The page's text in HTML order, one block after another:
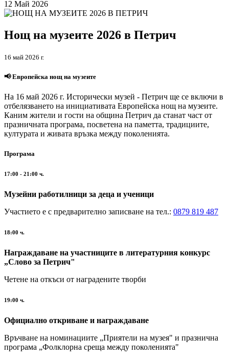
12 Май 2026
Нощ на музеите 2026 в Петрич
16 май 2026 г.
📢 Европейска нощ на музеите
На 16 май 2026 г. Исторически музей - Петрич ще се включи в
отбелязването на инициативата Европейска нощ на музеите.
Каним жители и гости на община Петрич да станат част от
празничната програма, посветена на паметта, традициите,
културата и живата връзка между поколенията.
Програма
17:00 - 21:00 ч.
Музейни работилници за деца и ученици
Участието е с предварително записване на тел.: 0879 819 487
18:00 ч.
Награждаване на участниците в литературния конкурс
„Слово за Петрич"
Четене на откъси от наградените творби
19:00 ч.
Официално откриване и награждаване
Връчване на номинациите „Приятели на музея" и празнична
програма „Фолклорна среща между поколенията"